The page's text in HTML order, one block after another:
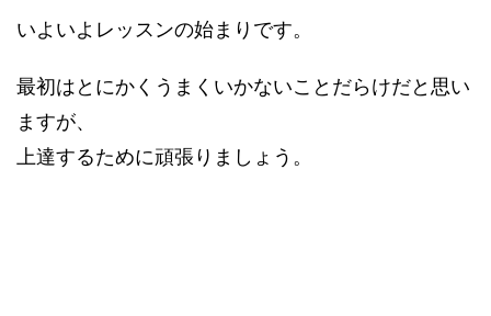
いよいよレッスンの始まりです。
最初はとにかくうまくいかないことだらけだと思い
ますが、
上達するために頑張りましょう。